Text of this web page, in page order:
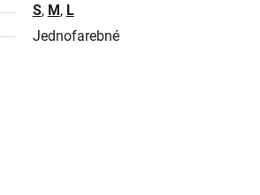
S, M, L
Jednofarebné